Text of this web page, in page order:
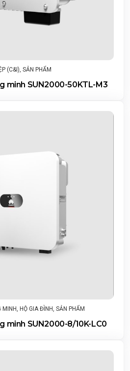
(C&I), SẢN PHẨM
minh SUN2000-50KTL-M3
MINH, HỘ GIA ĐÌNH, SẢN PHẨM
minh SUN2000-8/10K-LC0